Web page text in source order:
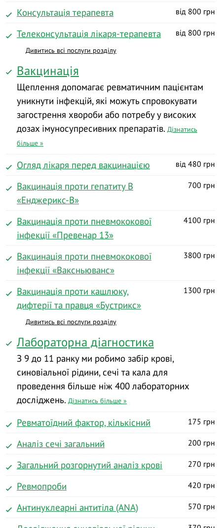
Консультація терапевта від 800 грн
Телеконсультація лікаря-терапевта від 800 грн
Дивитись всі послуги розділу
Вакцинація
Щеплення допомагає ревматичним пацієнтам
уникнути інфекцій, які можуть спровокувати
загострення хвороби або потребу у високих
дозах імуносупресивних препаратів. Дізнатись
більше »
Огляд лікаря перед вакцинацією від 480 грн
Вакцинація проти гепатиту В
«Енджерикс-В»
700 грн
Вакцинація проти пневмококової
інфекції «Превенар 13»
4100 грн
Вакцинація проти пневмококової
інфекції «Ваксньюванс»
3800 грн
Вакцинація проти кашлюку,
дифтерії та правця «Бустрикс»
1300 грн
Дивитись всі послуги розділу
Лабораторна діагностика
З 9 до 11 ранку ми робимо забір крові,
синовіальної рідини, сечі та кала для
проведення більше ніж 400 лабораторних
досліджень. Дізнатись більше »
Ревматоїдний фактор, кількісний 175 грн
Аналіз сечі загальний 200 грн
Загальний розгорнутий аналіз крові 270 грн
Ревмопроби 420 грн
Антинуклеарні антитіла (АNA) 570 грн